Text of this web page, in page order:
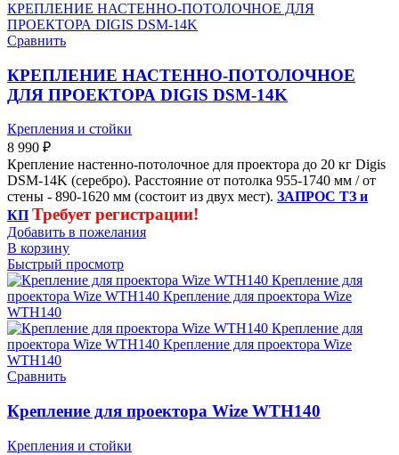
Сравнить
КРЕПЛЕНИЕ НАСТЕННО-ПОТОЛОЧНОЕ
ДЛЯ ПРОЕКТОРА DIGIS DSM-14K
Крепления и стойки
8 990 ₽
Крепление настенно-потолочное для проектора до 20 кг Digis
DSM-14K (серебро). Расстояние от потолка 955-1740 мм / от
стены - 890-1620 мм (состоит из двух мест). ЗАПРОС ТЗ и
КП Требует регистрации!
Добавить в пожелания
В корзину
Быстрый просмотр
Сравнить
Крепление для проектора Wize WTH140
Крепления и стойки